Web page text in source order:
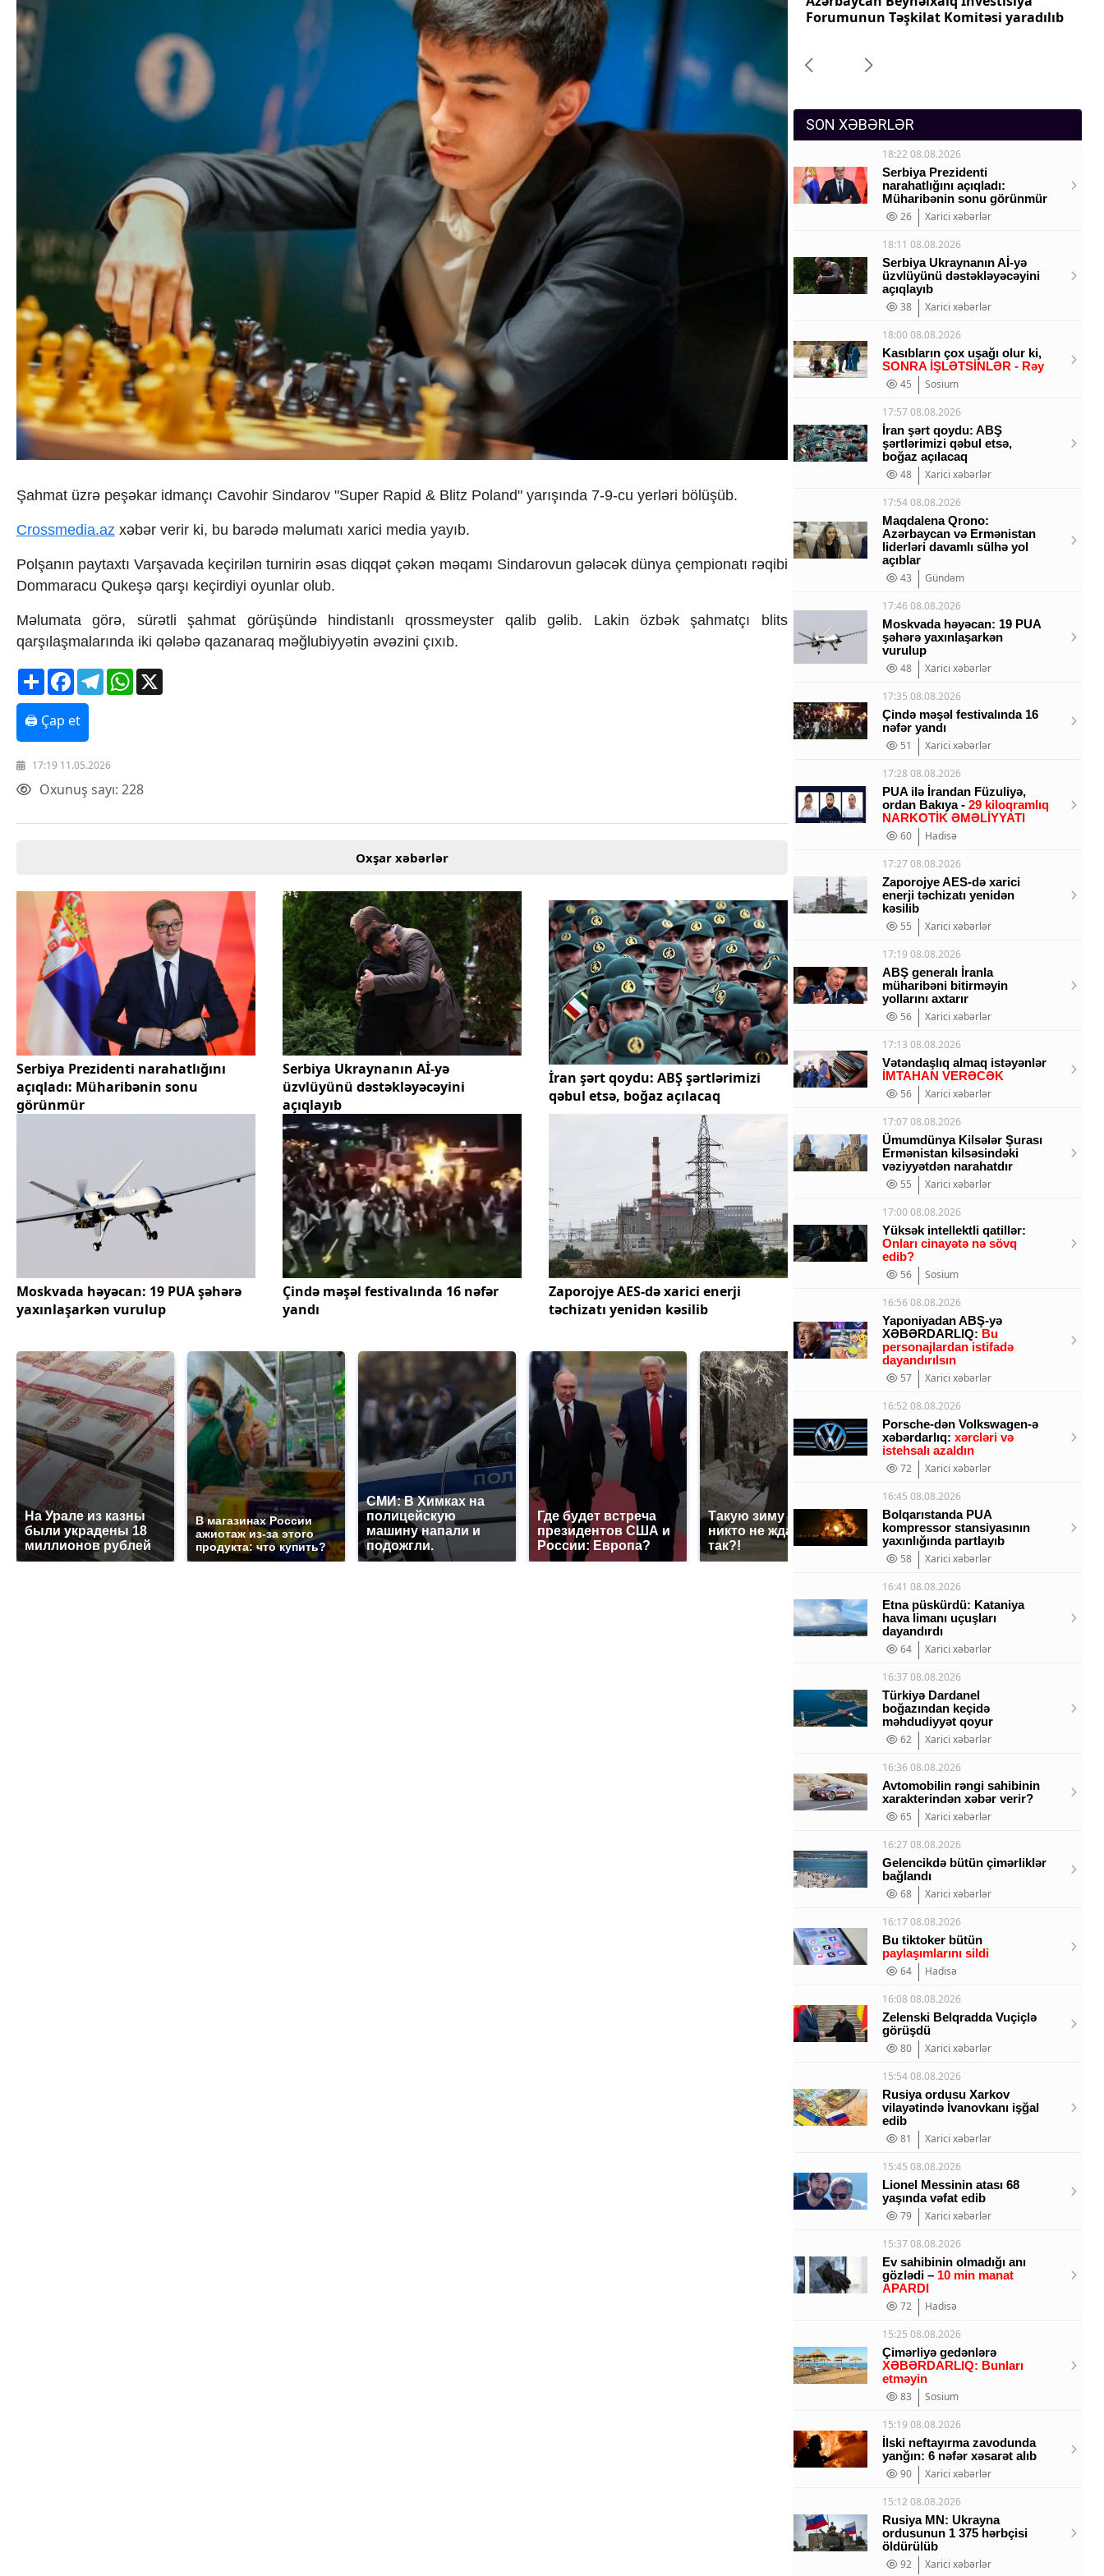
Texnologiya
Mətbuat-150
Siyasi
Geosiyasi
İqtisadi
Sosioloji
Mədəniyyət
Diaspor
Yüksəliş hekayəsi
Mədəniyyətimizin Zəfəri
Zəfər Diasporu
Səhiyyə
Ailə və uşaq
Turizm
İqtisadiyyat
İqtisadi xəbərlər
Energetika
Neft-qaz
Əmək və sosial siyasət
Kənd təsərrüfatı
Telekommunikasiya və nəqliyyat
Cəmiyyət
Crossmedia.az - 1 yaş
Siyasət
Məhkəmə və hüquq
Zəfər - 5
Gənclər və İdman
Hadisə
Sağlamlıq
Sosium
Mənəvi dəyərlər
Mətbuat-150
Əlaqə
Şahmat üzrə peşəkar idmançı Cavohir Sindarov "Super Rapid & Blitz Poland" yarışında 7-9-cu yerləri bölüşüb.
Crossmedia.az xəbər verir ki, bu barədə məlumatı xarici media yayıb.
Polşanın paytaxtı Varşavada keçirilən turnirin əsas diqqət çəkən məqamı Sindarovun gələcək dünya çempionatı rəqibi
Dommaracu Qukeşə qarşı keçirdiyi oyunlar olub.
Məlumata görə, sürətli şahmat görüşündə hindistanlı qrossmeyster qalib gəlib. Lakin özbək şahmatçı blits
qarşılaşmalarında iki qələbə qazanaraq məğlubiyyətin əvəzini çıxıb.
ShareFacebookTelegramWhatsApp
🖨 Çap et
17:19 11.05.2026
Oxunuş sayı: 228
Oxşar xəbərlər
Serbiya Prezidenti narahatlığını
açıqladı: Müharibənin sonu
görünmür
Serbiya Ukraynanın Aİ-yə
üzvlüyünü dəstəkləyəcəyini
açıqlayıb
İran şərt qoydu: ABŞ şərtlərimizi
qəbul etsə, boğaz açılacaq
Moskvada həyəcan: 19 PUA şəhərə
yaxınlaşarkən vurulup
Çində məşəl festivalında 16 nəfər
yandı
Zaporojye AES-də xarici enerji
təchizatı yenidən kəsilib
На Урале из казны
были украдены 18
миллионов рублей
В магазинах России
ажиотаж из-за этого
продукта: что купить?
СМИ: В Химках на
полицейскую
машину напали и
подожгли.
Где будет встреча
президентов США и
России: Европа?
Такую зиму в России
никто не ждал: как
так?!
Как выглядит место
крушение вертолета на
Кавказе: смотреть
zəng edib
Forumunun Təşkilat Komitəsi yaradılıb
çağırılıb, yenisi təyin olunub
SON XƏBƏRLƏR
18:22 08.08.2026
Serbiya Prezidenti
narahatlığını açıqladı:
Müharibənin sonu görünmür
26
Xarici xəbərlər
18:11 08.08.2026
Serbiya Ukraynanın Aİ-yə
üzvlüyünü dəstəkləyəcəyini
açıqlayıb
38
Xarici xəbərlər
18:00 08.08.2026
Kasıbların çox uşağı olur ki,
SONRA İŞLƏTSİNLƏR - Rəy
45
Sosium
17:57 08.08.2026
İran şərt qoydu: ABŞ
şərtlərimizi qəbul etsə,
boğaz açılacaq
48
Xarici xəbərlər
17:54 08.08.2026
Maqdalena Qrono:
Azərbaycan və Ermənistan
liderləri davamlı sülhə yol
açıblar
43
Gündəm
17:46 08.08.2026
Moskvada həyəcan: 19 PUA
şəhərə yaxınlaşarkən
vurulup
48
Xarici xəbərlər
17:35 08.08.2026
Çində məşəl festivalında 16
nəfər yandı
51
Xarici xəbərlər
17:28 08.08.2026
PUA ilə İrandan Füzuliyə,
ordan Bakıya - 29 kiloqramlıq
NARKOTİK ƏMƏLİYYATI
60
Hadisə
17:27 08.08.2026
Zaporojye AES-də xarici
enerji təchizatı yenidən
kəsilib
55
Xarici xəbərlər
17:19 08.08.2026
ABŞ generalı İranla
müharibəni bitirməyin
yollarını axtarır
56
Xarici xəbərlər
17:13 08.08.2026
Vətəndaşlıq almaq istəyənlər
İMTAHAN VERƏCƏK
56
Xarici xəbərlər
17:07 08.08.2026
Ümumdünya Kilsələr Şurası
Ermənistan kilsəsindəki
vəziyyətdən narahatdır
55
Xarici xəbərlər
17:00 08.08.2026
Yüksək intellektli qatillər:
Onları cinayətə nə sövq
edib?
56
Sosium
16:56 08.08.2026
Yaponiyadan ABŞ-yə
XƏBƏRDARLIQ: Bu
personajlardan istifadə
dayandırılsın
57
Xarici xəbərlər
16:52 08.08.2026
Porsche-dən Volkswagen-ə
xəbərdarlıq: xərcləri və
istehsalı azaldın
72
Xarici xəbərlər
16:45 08.08.2026
Bolqarıstanda PUA
kompressor stansiyasının
yaxınlığında partlayıb
58
Xarici xəbərlər
16:41 08.08.2026
Etna püskürdü: Kataniya
hava limanı uçuşları
dayandırdı
64
Xarici xəbərlər
16:37 08.08.2026
Türkiyə Dardanel
boğazından keçidə
məhdudiyyət qoyur
62
Xarici xəbərlər
16:36 08.08.2026
Avtomobilin rəngi sahibinin
xarakterindən xəbər verir?
65
Xarici xəbərlər
16:27 08.08.2026
Gelencikdə bütün çimərliklər
bağlandı
68
Xarici xəbərlər
16:17 08.08.2026
Bu tiktoker bütün
paylaşımlarını sildi
64
Hadisə
16:08 08.08.2026
Zelenski Belqradda Vuçiçlə
görüşdü
80
Xarici xəbərlər
15:54 08.08.2026
Rusiya ordusu Xarkov
vilayətində İvanovkanı işğal
edib
81
Xarici xəbərlər
15:45 08.08.2026
Lionel Messinin atası 68
yaşında vəfat edib
79
Xarici xəbərlər
15:37 08.08.2026
Ev sahibinin olmadığı anı
gözlədi – 10 min manat
APARDI
72
Hadisə
15:25 08.08.2026
Çimərliyə gedənlərə
XƏBƏRDARLIQ: Bunları
etməyin
83
Sosium
15:19 08.08.2026
İlski neftayırma zavodunda
yanğın: 6 nəfər xəsarət alıb
90
Xarici xəbərlər
15:12 08.08.2026
Rusiya MN: Ukrayna
ordusunun 1 375 hərbçisi
öldürülüb
92
Xarici xəbərlər